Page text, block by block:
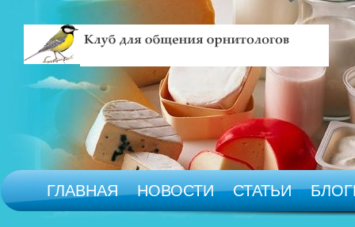
ГЛАВНАЯ НОВОСТИ СТАТЬИ